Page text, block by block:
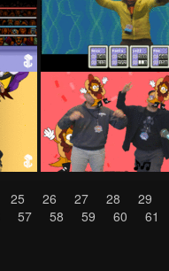
25 26 27 28 29
57 58 59 60 61